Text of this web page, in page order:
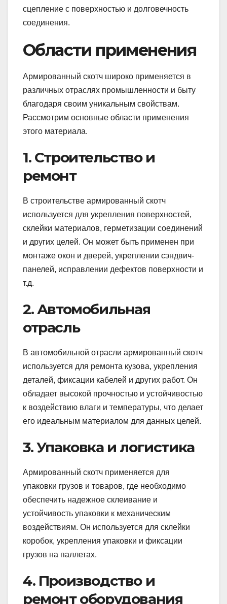
сцепление с поверхностью и долговечность
соединения.
Области применения
Армированный скотч широко применяется в
различных отраслях промышленности и быту
благодаря своим уникальным свойствам.
Рассмотрим основные области применения
этого материала.
1. Строительство и
ремонт
В строительстве армированный скотч
используется для укрепления поверхностей,
склейки материалов, герметизации соединений
и других целей. Он может быть применен при
монтаже окон и дверей, укреплении сэндвич-
панелей, исправлении дефектов поверхности и
т.д.
2. Автомобильная
отрасль
В автомобильной отрасли армированный скотч
используется для ремонта кузова, укрепления
деталей, фиксации кабелей и других работ. Он
обладает высокой прочностью и устойчивостью
к воздействию влаги и температуры, что делает
его идеальным материалом для данных целей.
3. Упаковка и логистика
Армированный скотч применяется для
упаковки грузов и товаров, где необходимо
обеспечить надежное склеивание и
устойчивость упаковки к механическим
воздействиям. Он используется для склейки
коробок, укрепления упаковки и фиксации
грузов на паллетах.
4. Производство и
ремонт оборудования